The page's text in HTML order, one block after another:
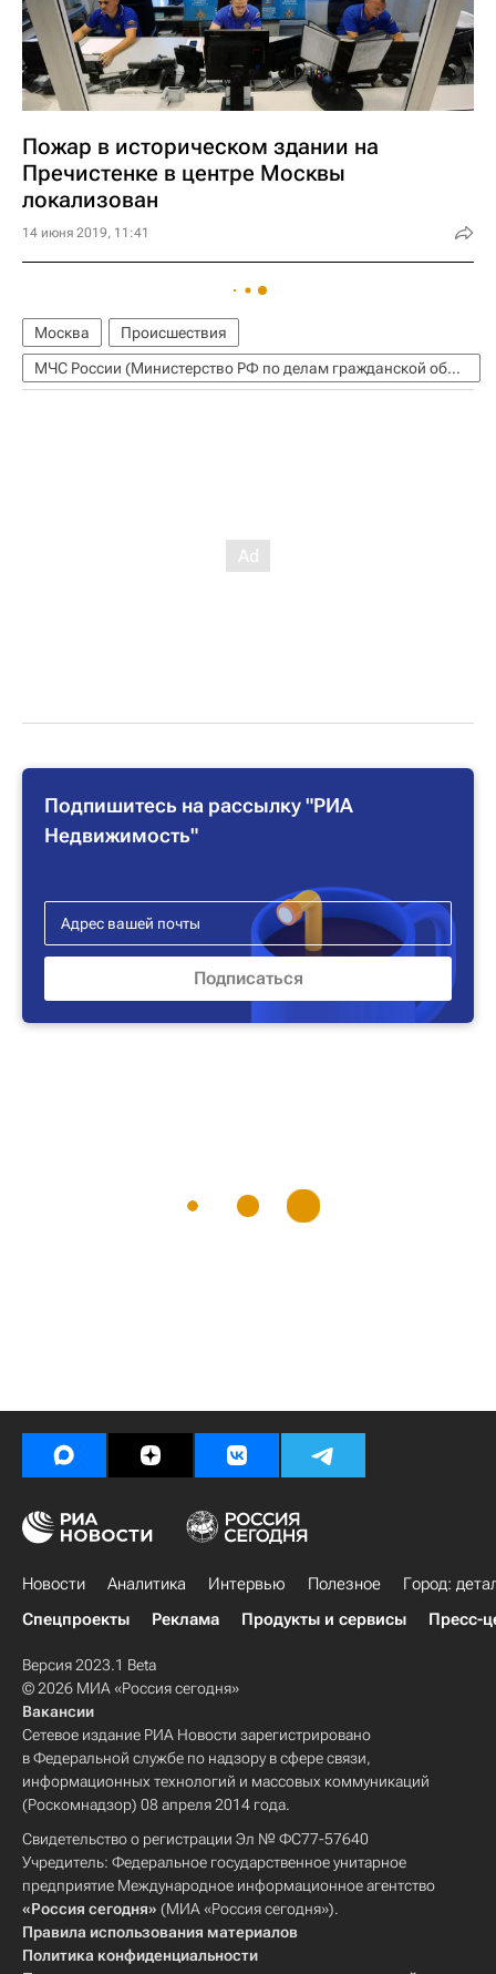
Пожар в историческом здании на
Пречистенке в центре Москвы
локализован
14 июня 2019, 11:41
Москва
Происшествия
МЧС России (Министерство РФ по делам гражданской обороны, чрезвычайным ситуациям и ликвидации последствий стихийных бедствий)
Подпишитесь на рассылку "РИА
Недвижимость"
Новости Аналитика Интервью Полезное
Город:
Спецпроекты
Реклама Продукты и сервисы Пресс-
Версия 2023.1 Beta
© 2026 МИА «Россия сегодня»
Вакансии
Сетевое издание РИА Новости зарегистрировано
в Федеральной службе по надзору в сфере связи,
информационных технологий и массовых коммуникаций
(Роскомнадзор) 08 апреля 2014 года.
Свидетельство о регистрации Эл № ФС77-57640
Учредитель: Федеральное государственное унитарное
предприятие Международное информационное агентство
«Россия сегодня» (МИА «Россия сегодня»).
Правила использования материалов
Политика конфиденциальности